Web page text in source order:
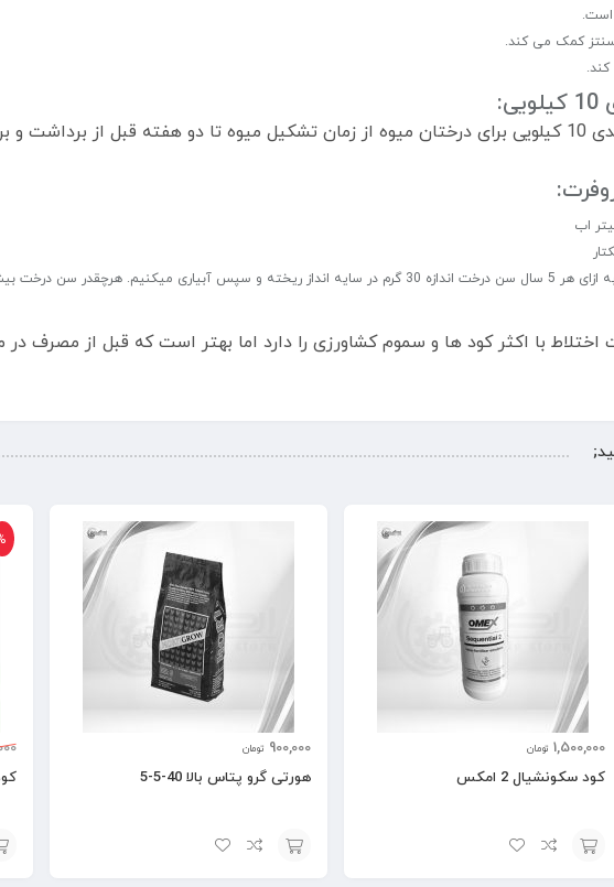
است.
کمک می کند.
بهترین زمان مصرف کود 36-12-12 هلندی 10 کیلویی برای درختان میوه از زمان تشکیل میوه تا دو
مقدار کود هم افزایش میابد.
1,500,000 تومان
کود سکونشیال 2 امکس
900,000 تومان
هورتی گرو پتاس بالا 40-5-5 کود